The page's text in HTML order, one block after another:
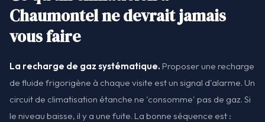
Chaumontel ne devrait jamais
vous faire
La recharge de gaz systématique. Proposer une recharge
de fluide frigorigène à chaque visite est un signal d'alarme. Un
circuit de climatisation étanche ne 'consomme' pas de gaz. Si
le niveau baisse, il y a une fuite. La bonne séquence est :